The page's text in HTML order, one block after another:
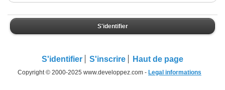
S'identifier
S'identifier S'inscrire Haut de page
Copyright © 2000-2025 www.developpez.com - Legal informations